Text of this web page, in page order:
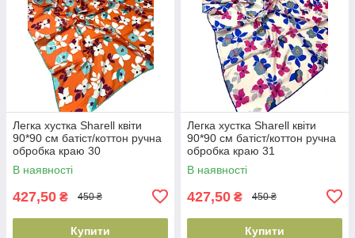
Легка хустка Sharell квіти
90*90 см батіст/коттон ручна
обробка краю 30
В наявності
427,50 ₴ 450 ₴
Купити
Легка хустка Sharell квіти
90*90 см батіст/коттон ручна
обробка краю 31
В наявності
427,50 ₴ 450 ₴
Купити